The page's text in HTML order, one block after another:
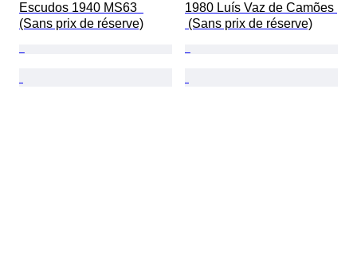
Escudos 1940 MS63
(Sans prix de réserve)
1980 Luís Vaz de Camões
(Sans prix de réserve)